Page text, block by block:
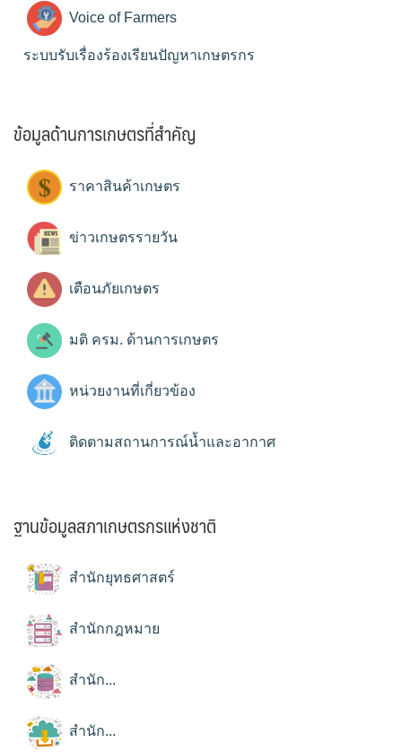
Voice of Farmers
ระบบรับเรื่องร้องเรียนปัญหาเกษตรกร
ข้อมูลด้านการเกษตรที่สำคัญ
ราคาสินค้าเกษตร
ข่าวเกษตรรายวัน
เตือนภัยเกษตร
มติ ครม. ด้านการเกษตร
หน่วยงานที่เกี่ยวข้อง
ติดตามสถานการณ์น้ำและอากาศ
ฐานข้อมูลสภาเกษตรกรแห่งชาติ
สำนักยุทธศาสตร์
สำนักกฎหมาย
สำนัก...
สำนัก...